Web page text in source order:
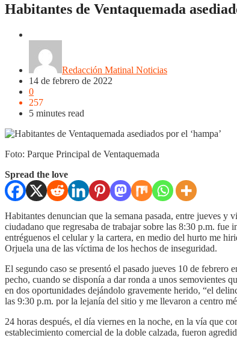
Habitantes de Ventaquemada
Redacción Matinal Noticias
14 de febrero de 2022
0
257
5 minutes read
Foto: Parque Principal de Ventaquemada
Spread the love
Habitantes denuncian que la semana pasada, entre jueves y
ciudadano que regresaba de trabajar sobre las 8:30 p.m.
entréguenos el celular y la cartera, en medio del hurto me
Orjuela una de las víctima de los hechos de inseguridad.
El segundo caso se presentó el pasado jueves 10 de
pecho, cuando se disponía a dar ronda a unos semovientes
en dos oportunidades dejándolo gravemente herido, “el
las 9:30 p.m. por la lejanía del sitio y me llevaron a centro
24 horas después, el día viernes en la noche, en la vía que
establecimiento comercial de la doble calzada, fueron